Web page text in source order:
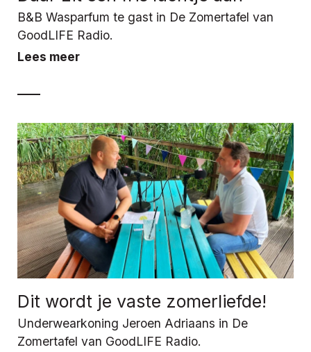
B&B Wasparfum te gast in De Zomertafel van
GoodLIFE Radio.
Lees meer
Dit wordt je vaste zomerliefde!
Underwearkoning Jeroen Adriaans in De
Zomertafel van GoodLIFE Radio.